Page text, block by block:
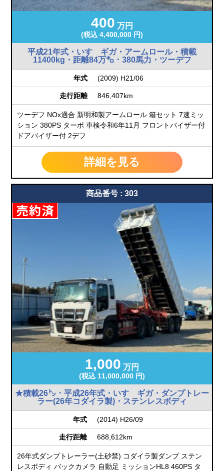
400 万円
(税込 4,400,000 円)
平成21年式・いすゞギガ・アームロール・積載
11400kg・距離84万㌔・380馬力・ツーデフ
年式 (2009) H21/06
走行距離 846,407km
ツーデフ NOx適合 新明和製アームロール 箱セット 7速ミッ
ション 380PS ターボ 車検令和6年11月 フロントバイザー付
ドアバイザー付 2デフ
詳細を見る
商品番号 : 303
1,000 万円
(税込 11,000,000 円)
★積載26㌧・平成26年式・いすゞギガ・ダンプトレー
ラー(26年コダイラ製)・ステンレスボディ
年式 (2014) H26/09
走行距離 688,612km
26年式ダンプトレーラー(土砂禁) コダイラ製ダンプ ステン
レスボディ バックカメラ 自動足 ミッションHL8 460PS タ